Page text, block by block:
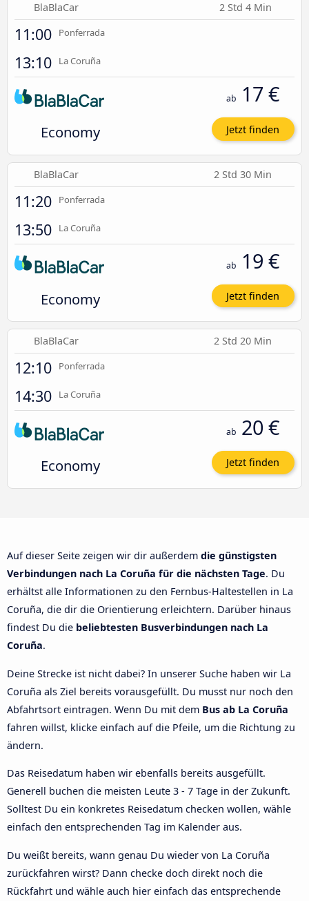
BlaBlaCar 2 Std 4 Min
11:00 Ponferrada
13:10 La Coruña
Economy
ab 17 €
Jetzt finden
BlaBlaCar 2 Std 30 Min
11:20 Ponferrada
13:50 La Coruña
Economy
ab 19 €
Jetzt finden
BlaBlaCar 2 Std 20 Min
12:10 Ponferrada
14:30 La Coruña
Economy
ab 20 €
Jetzt finden
Auf dieser Seite zeigen wir dir außerdem die günstigsten
Verbindungen nach La Coruña für die nächsten Tage. Du
erhältst alle Informationen zu den Fernbus-Haltestellen in La
Coruña, die dir die Orientierung erleichtern. Darüber hinaus
findest Du die beliebtesten Busverbindungen nach La
Coruña.
Deine Strecke ist nicht dabei? In unserer Suche haben wir La
Coruña als Ziel bereits vorausgefüllt. Du musst nur noch den
Abfahrtsort eintragen. Wenn Du mit dem Bus ab La Coruña
fahren willst, klicke einfach auf die Pfeile, um die Richtung zu
ändern.
Das Reisedatum haben wir ebenfalls bereits ausgefüllt.
Generell buchen die meisten Leute 3 - 7 Tage in der Zukunft.
Solltest Du ein konkretes Reisedatum checken wollen, wähle
einfach den entsprechenden Tag im Kalender aus.
Du weißt bereits, wann genau Du wieder von La Coruña
zurückfahren wirst? Dann checke doch direkt noch die
Rückfahrt und wähle auch hier einfach das entsprechende